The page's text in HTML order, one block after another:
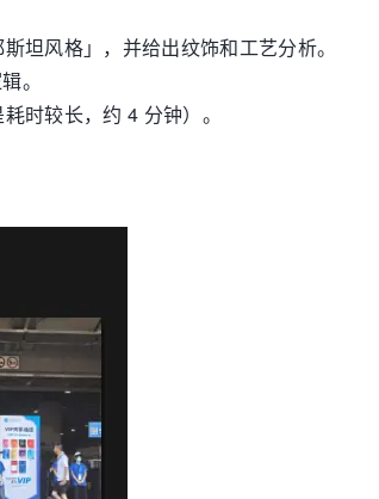
坦风格」，并给出纹饰和工艺分析。
。
时较长，约 4 分钟）。